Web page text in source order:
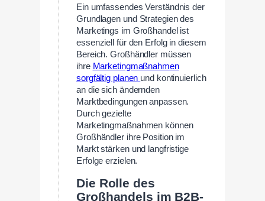
Ein umfassendes Verständnis der
Grundlagen und Strategien des
Marketings im Großhandel ist
essenziell für den Erfolg in diesem
Bereich. Großhändler müssen
ihre Marketingmaßnahmen
sorgfältig planen und kontinuierlich
an die sich ändernden
Marktbedingungen anpassen.
Durch gezielte
Marketingmaßnahmen können
Großhändler ihre Position im
Markt stärken und langfristige
Erfolge erzielen.
Die Rolle des
Großhandels im B2B-